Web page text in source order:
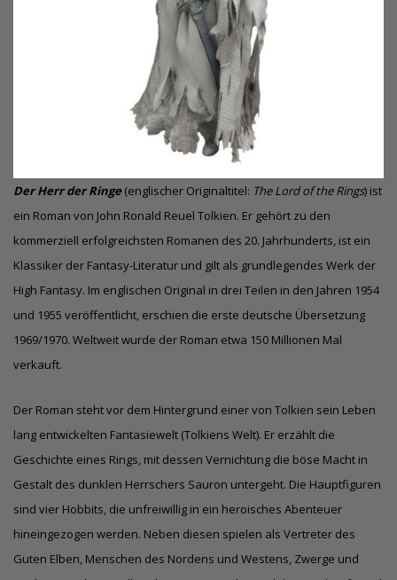
Der Herr der Ringe (englischer Originaltitel: The Lord of the Rings) ist
ein Roman von John Ronald Reuel Tolkien. Er gehört zu den
kommerziell erfolgreichsten Romanen des 20. Jahrhunderts, ist ein
Klassiker der Fantasy-Literatur und gilt als grundlegendes Werk der
High Fantasy. Im englischen Original in drei Teilen in den Jahren 1954
und 1955 veröffentlicht, erschien die erste deutsche Übersetzung
1969/1970. Weltweit wurde der Roman etwa 150 Millionen Mal
verkauft.
Der Roman steht vor dem Hintergrund einer von Tolkien sein Leben
lang entwickelten Fantasiewelt (Tolkiens Welt). Er erzählt die
Geschichte eines Rings, mit dessen Vernichtung die böse Macht in
Gestalt des dunklen Herrschers Sauron untergeht. Die Hauptfiguren
sind vier Hobbits, die unfreiwillig in ein heroisches Abenteuer
hineingezogen werden. Neben diesen spielen als Vertreter des
Guten Elben, Menschen des Nordens und Westens, Zwerge und